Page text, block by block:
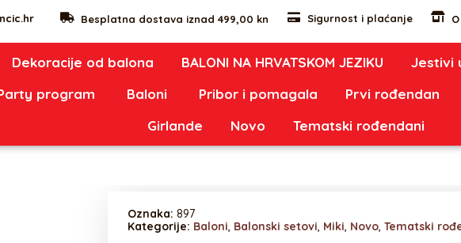
Besplatna dostava iznad 499,00 kn Sigurnost i plaćanje
Dekoracije od balona BALONI NA HRVATSKOM JEZIKU
Jestivi
program
Baloni Pribor i pomagala Prvi rođendan
Girlande
Novo Tematski rođendani
Oznaka: 897
Kategorije: Baloni, Balonski setovi, Miki, Novo, Tematski